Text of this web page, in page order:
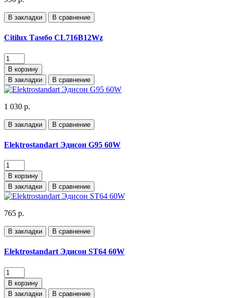
В закладки В сравнение
Citilux Тамбо CL716B12Wz
В корзину
В закладки
В сравнение
1 030 р.
В закладки В сравнение
Elektrostandart Эдисон G95 60W
В корзину
В закладки
В сравнение
765 р.
В закладки В сравнение
Elektrostandart Эдисон ST64 60W
В корзину
В закладки
В сравнение